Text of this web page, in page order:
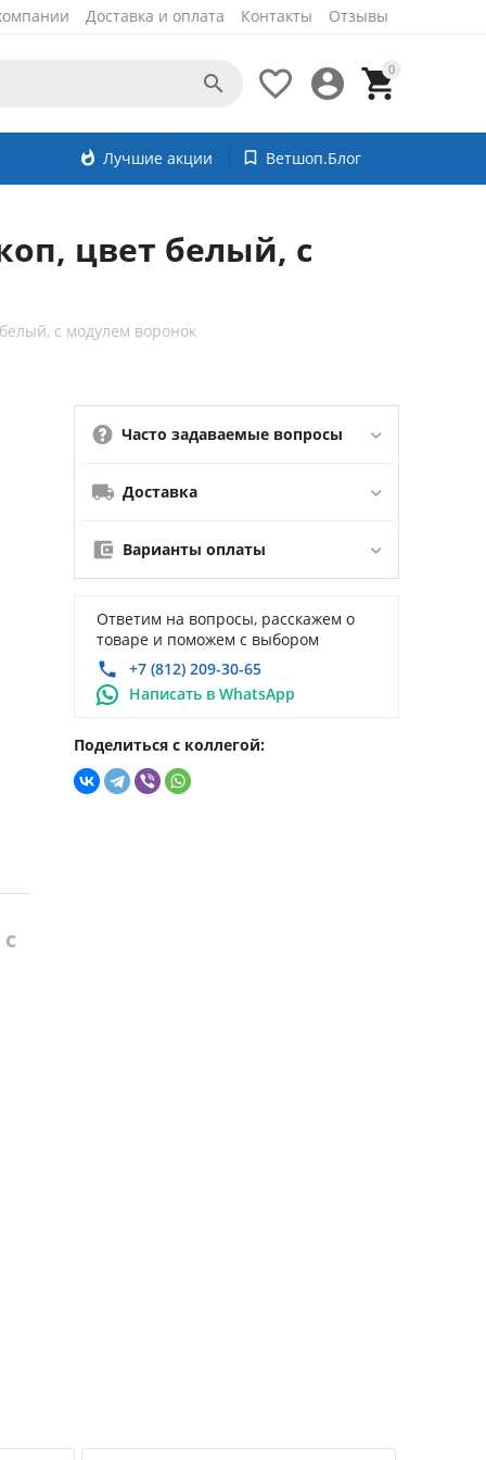
Доставка и оплата Контакты Отзывы
0




whatshot Лучшие акции bookmark_border Ветшоп.Блог
цвет белый, с
с модулем воронок
Часто задаваемые вопросы
Доставка
Варианты оплаты
Ответим на вопросы, расскажем о
товаре и поможем с выбором
+7 (812) 209-30-65
Написать в WhatsApp
Поделиться с коллегой: